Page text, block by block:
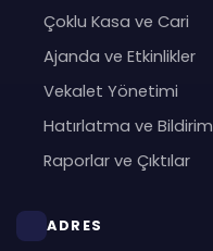
Çoklu Kasa ve Cari
Ajanda ve Etkinlikler
Vekalet Yönetimi
Hatırlatma ve Bildirim
Raporlar ve Çıktılar
ADRES